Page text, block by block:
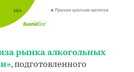
рынка алкогольных
, подготовленного